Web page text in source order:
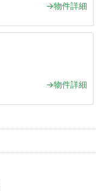
→物件詳細
→物件詳細